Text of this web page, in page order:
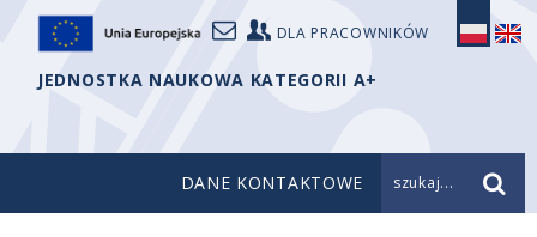
DLA PRACOWNIKÓW
JEDNOSTKA NAUKOWA KATEGORII A+
DANE KONTAKTOWE szukaj...